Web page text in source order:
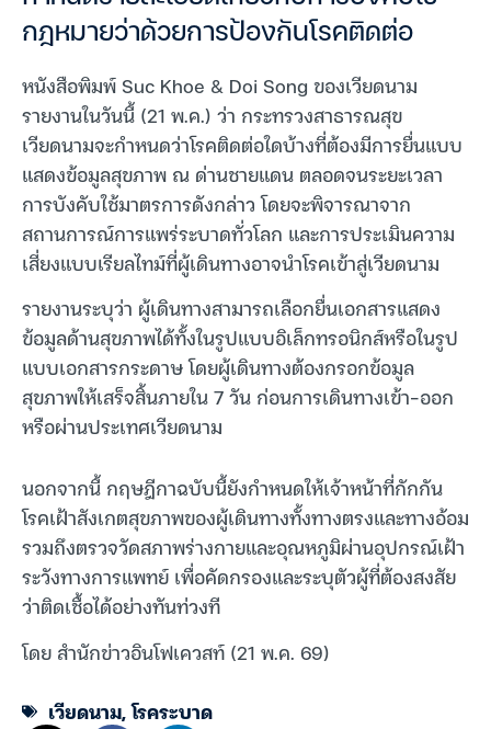
กฎหมายว่าด้วยการป้องกันโรคติดต่อ
หนังสือพิมพ์ Suc Khoe & Doi Song ของเวียดนาม
รายงานในวันนี้ (21 พ.ค.) ว่า กระทรวงสาธารณสุข
เวียดนามจะกำหนดว่าโรคติดต่อใดบ้างที่ต้องมีการยื่นแบบ
แสดงข้อมูลสุขภาพ ณ ด่านชายแดน ตลอดจนระยะเวลา
การบังคับใช้มาตรการดังกล่าว โดยจะพิจารณาจาก
สถานการณ์การแพร่ระบาดทั่วโลก และการประเมินความ
เสี่ยงแบบเรียลไทม์ที่ผู้เดินทางอาจนำโรคเข้าสู่เวียดนาม
รายงานระบุว่า ผู้เดินทางสามารถเลือกยื่นเอกสารแสดง
ข้อมูลด้านสุขภาพได้ทั้งในรูปแบบอิเล็กทรอนิกส์หรือในรูป
แบบเอกสารกระดาษ โดยผู้เดินทางต้องกรอกข้อมูล
สุขภาพให้เสร็จสิ้นภายใน 7 วัน ก่อนการเดินทางเข้า-ออก
หรือผ่านประเทศเวียดนาม
นอกจากนี้ กฤษฎีกาฉบับนี้ยังกำหนดให้เจ้าหน้าที่กักกัน
โรคเฝ้าสังเกตสุขภาพของผู้เดินทางทั้งทางตรงและทางอ้อม
รวมถึงตรวจวัดสภาพร่างกายและอุณหภูมิผ่านอุปกรณ์เฝ้า
ระวังทางการแพทย์ เพื่อคัดกรองและระบุตัวผู้ที่ต้องสงสัย
ว่าติดเชื้อได้อย่างทันท่วงที
โดย สำนักข่าวอินโฟเควสท์ (21 พ.ค. 69)
เวียดนาม,โรคระบาด